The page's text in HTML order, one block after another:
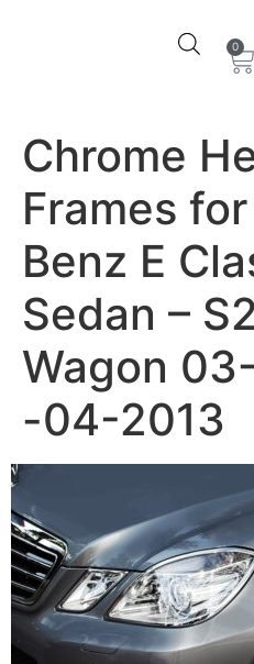
0
Chrome
Frames
Benz E
Sedan –
Wagon
-04-2013